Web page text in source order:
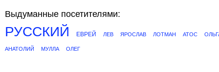
Выдуманные посетителями:
РУССКИЙ ЕВРЕЙ ЛЕВ ЯРОСЛАВ ЛОТМАН АТОС
АНАТОЛИЙ МУЛЛА ОЛЕГ